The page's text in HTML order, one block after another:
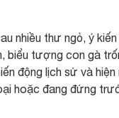
nhiều thư ngỏ, ý kiến
biểu tượng con gà
động lịch sử và hiện
hoặc đang đứng